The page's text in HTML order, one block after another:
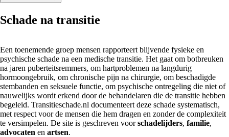
Schade na transitie
Een toenemende groep mensen rapporteert blijvende fysieke en
psychische schade na een medische transitie. Het gaat om botbreuken
na jaren puberteitsremmers, om hartproblemen na langdurig
hormoongebruik, om chronische pijn na chirurgie, om beschadigde
stembanden en seksuele functie, om psychische ontregeling die niet of
nauwelijks wordt erkend door de behandelaren die de transitie hebben
begeleid. Transitieschade.nl documenteert deze schade systematisch,
met respect voor de mensen die hem dragen en zonder de complexiteit
te versimpelen. De site is geschreven voorschadelijders, familie,
advocaten en artsen.